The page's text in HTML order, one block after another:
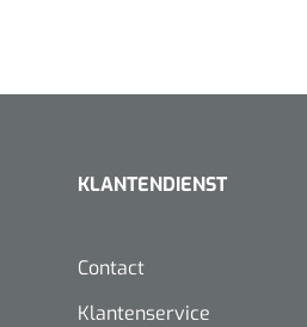
KLANTENDIENST
Contact
Klantenservice